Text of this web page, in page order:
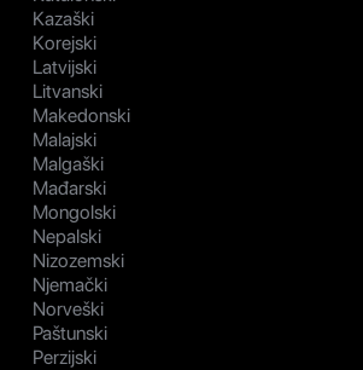
Kazaški
Korejski
Latvijski
Litvanski
Makedonski
Malajski
Malgaški
Mađarski
Mongolski
Nepalski
Nizozemski
Njemački
Norveški
Paštunski
Perzijski